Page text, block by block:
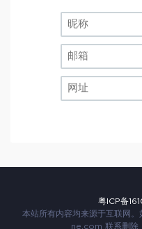
粤ICP备
本站所有内容均来源于互联网。
ne.com 联系删除